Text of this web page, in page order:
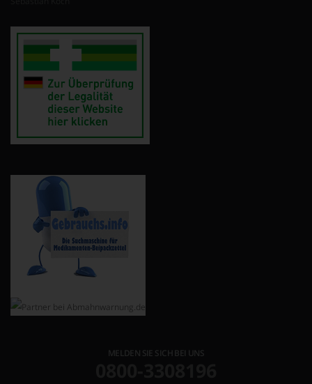
MELDEN SIE SICH BEI UNS